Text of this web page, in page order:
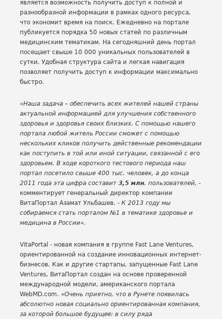
является возможность получить доступ к полной и
разнообразной информации в рамках одного ресурса,
что экономит время на поиск. Ежедневно на портале
публикуется порядка 50 новых статей по различным
медицинским тематикам. На сегодняшний день портал
посещает свыше 10 000 уникальных пользователей в
сутки. Удобная структура сайта и легкая навигация
позволяет получить доступ к информации максимально
быстро.
«Наша задача – обеспечить всех жителей нашей страны
актуальной информацией для улучшения собственного
здоровья и здоровья своих близких. С помощью нашего
портала любой житель России сможет с помощью
нескольких кликов получить действенные рекомендации
как поступить в той или иной ситуации, связанной с его
здоровьем. В ходе короткого тестового периода наш
портал посетило свыше 400 тыс. человек, а до конца
2011 года эта цифра составит 3,5 млн. пользователей, -
комментирует генеральный директор компании
ВитаПортал Азамат Ульбашев. - К 2013 году мы
собираемся стать порталом №1 в тематике здоровье и
медицина в России».
VitaPortal - новая компания в группе Fast Lane Ventures,
ориентированной на создание инновационных интернет-
бизнесов. Как и другие стартапы, запущенные Fast Lane
Ventures, ВитаПортал создан на основе проверенной
международной модели, американского портала
WebMD.com. «Очень приятно, что в Рунете появилась
абсолютно новая социально ориентированная компания,
за которой большое будущее: в силу ряда